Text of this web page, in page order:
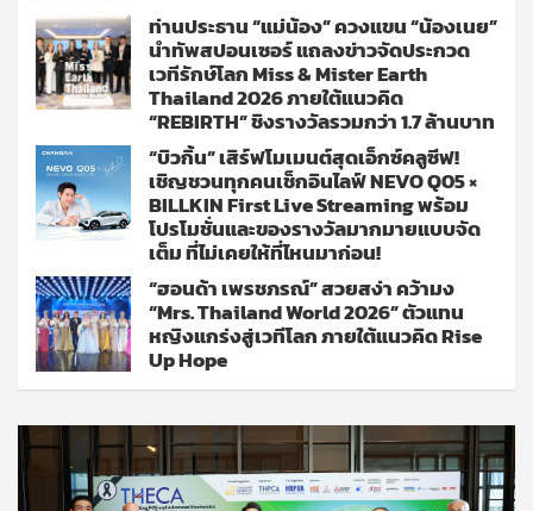
ท่านประธาน “แม่น้อง” ควงแขน “น้องเนย”
นำทัพสปอนเซอร์ แถลงข่าวจัดประกวด
เวทีรักษ์โลก Miss & Mister Earth
Thailand 2026 ภายใต้แนวคิด
“REBIRTH” ชิงรางวัลรวมกว่า 1.7 ล้านบาท
“บิวกิ้น” เสิร์ฟโมเมนต์สุดเอ็กซ์คลูซีฟ!
เชิญชวนทุกคนเช็กอินไลฟ์ NEVO Q05 ×
BILLKIN First Live Streaming พร้อม
โปรโมชั่นและของรางวัลมากมายแบบจัด
เต็ม ที่ไม่เคยให้ที่ไหนมาก่อน!
“ฮอนด้า เพรชภรณ์” สวยสง่า คว้ามง
“Mrs. Thailand World 2026” ตัวแทน
หญิงแกร่งสู่เวทีโลก ภายใต้แนวคิด Rise
Up Hope